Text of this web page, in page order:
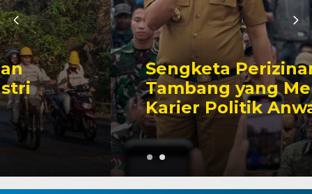
Sengketa Perizinan
Tambang yang Mengiringi
Karier Politik Anwar Hafid